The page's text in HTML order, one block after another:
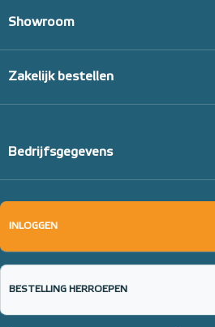
Showroom
Zakelijk bestellen
Bedrijfsgegevens
INLOGGEN
BESTELLING HERROEPEN